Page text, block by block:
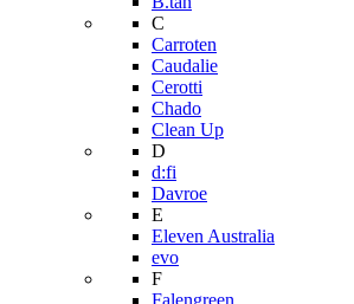
C
Carroten
Caudalie
Cerotti
Chado
Clean Up
D
d:fi
Davroe
E
Eleven Australia
evo
F
Falengreen